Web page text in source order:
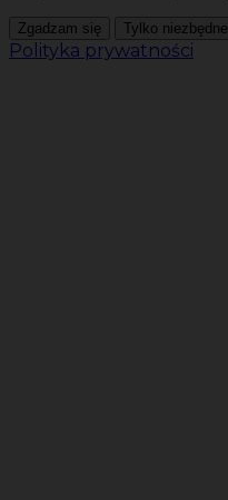
Zgadzam się Tylko niezbędne
Polityka prywatności